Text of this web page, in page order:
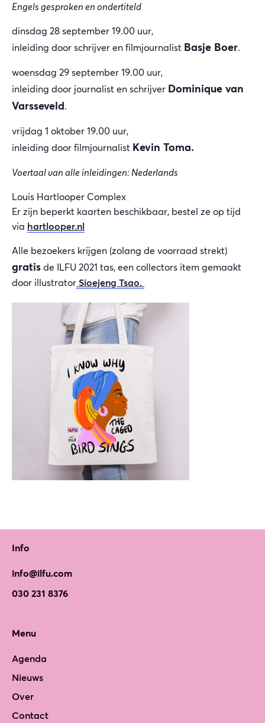
Engels gesproken en ondertiteld
dinsdag 28 september 19.00 uur,
inleiding door schrijver en filmjournalist Basje Boer.
woensdag 29 september 19.00 uur,
inleiding door journalist en schrijver Dominique van
Varsseveld.
vrijdag 1 oktober 19.00 uur,
inleiding door filmjournalist Kevin Toma.
Voertaal van alle inleidingen: Nederlands
Louis Hartlooper Complex
Er zijn beperkt kaarten beschikbaar, bestel ze op tijd
via hartlooper.nl
Alle bezoekers krijgen (zolang de voorraad strekt)
gratis de ILFU 2021 tas, een collectors item gemaakt
door illustrator Sioejeng Tsao.
Info
info@ilfu.com
030 231 8376
Menu
Agenda
Nieuws
Over
Contact